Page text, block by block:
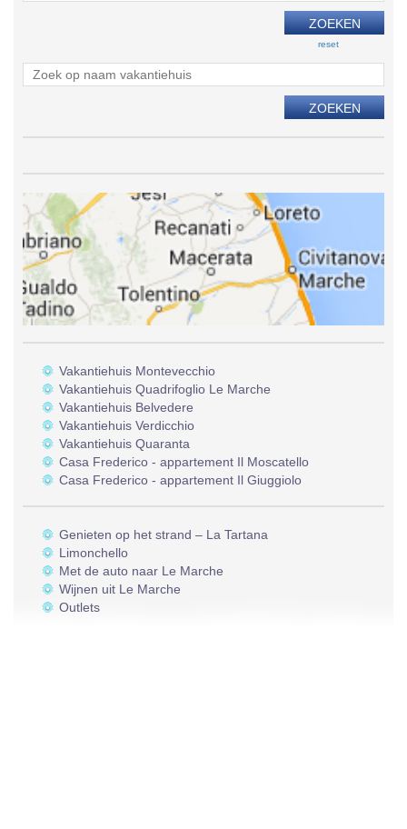
reset
Vakantiehuis Montevecchio
Vakantiehuis Quadrifoglio Le Marche
Vakantiehuis Belvedere
Vakantiehuis Verdicchio
Vakantiehuis Quaranta
Casa Frederico - appartement Il Moscatello
Casa Frederico - appartement Il Giuggiolo
Genieten op het strand – La Tartana
Limonchello
Met de auto naar Le Marche
Wijnen uit Le Marche
Outlets